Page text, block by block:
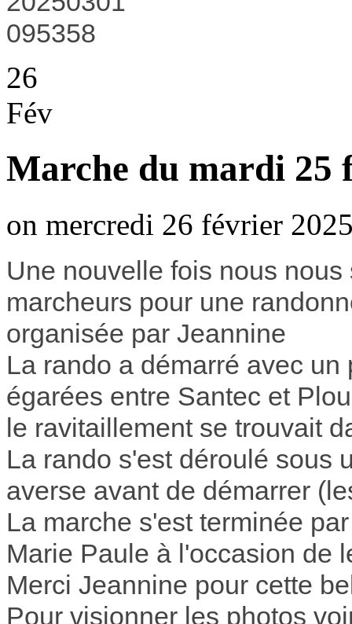
26
Fév
Marche du mardi 25
on mercredi 26 février
Une nouvelle fois nous
marcheurs pour une
organisée par Jeannine
La rando a démarré avec
égarées entre Santec et
le ravitaillement se trouvait
La rando s'est déroulé sous
averse avant de démarrer
La marche s'est terminée
Marie Paule à l'occasion de
Merci Jeannine pour cette
Pour visionner les photos